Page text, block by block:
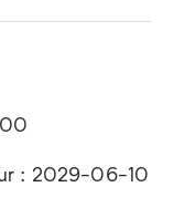
: 2029-06-10